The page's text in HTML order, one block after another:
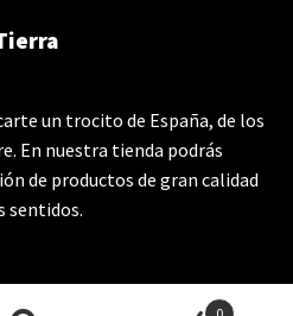
un trocito de España, de los
En nuestra tienda podrás
de productos de gran calidad
sentidos.